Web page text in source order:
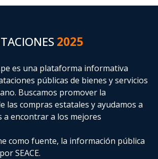
2025
es una plataforma informativa
públicas de bienes y servicios
Buscamos promover la
las compras estatalesy ayudamos a
a encontrar a los mejores
como fuente, la información pública
SEACE.